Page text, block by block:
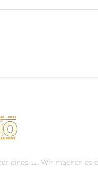
eines ...... Wir machen es